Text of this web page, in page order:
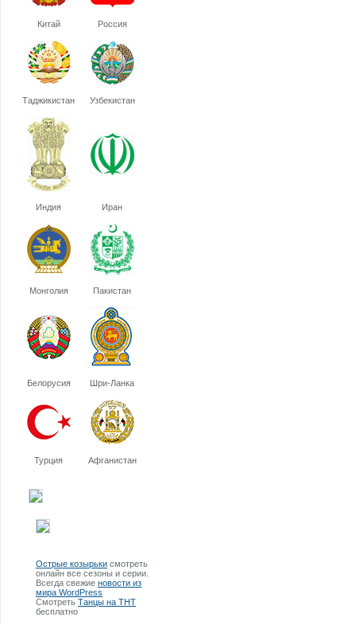
Китай Россия
Таджикистан Узбекистан
Индия Иран
Монголия Пакистан
Белорусия Шри-Ланка
Турция Афганистан
Острые козырьки смотреть
онлайн все сезоны и серии.
Всегда свежие новости из
мира WordPress
Смотреть Танцы на ТНТ
бесплатно